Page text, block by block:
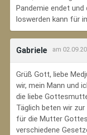
Pandemie endet
loswerden kann für
Gabriele am
Grüß Gott, liebe
wir, mein Mann und
die liebe
Täglich beten wir
für die Mutter
verschiedene